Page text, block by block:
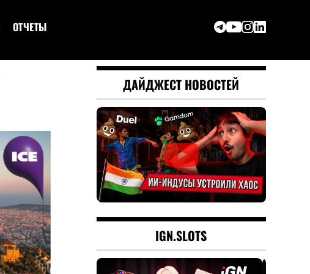
ОТЧЕТЫ
ДАЙДЖЕСТ НОВОСТЕЙ
IGN.SLOTS